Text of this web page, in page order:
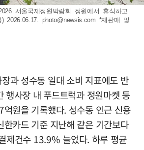
서울국제정원박람회 정원에서 휴식하고
2026.06.17. photo@newsis.com *재판매 및
과 성수동 일대 소비 지표에도 반
행사장 내 푸드트럭과 정원마켓 등
원을 기록했다. 성수동 인근 신용
한카드 기준 지난해 같은 기간보다
제건수 13.9% 늘었다. 하루 평균